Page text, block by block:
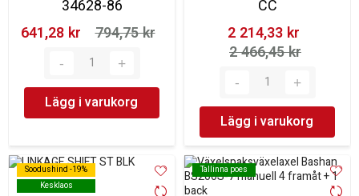
34628-86
641,28 kr‎
794,75 kr‎
Lägg i varukorg
CC
2 214,33 kr‎
2 466,45 kr‎
Lägg i varukorg
Soodushind -19%
Kesklaos
Soodushind -19%
Kesklaos
Tallinna poes
Tallinna poes